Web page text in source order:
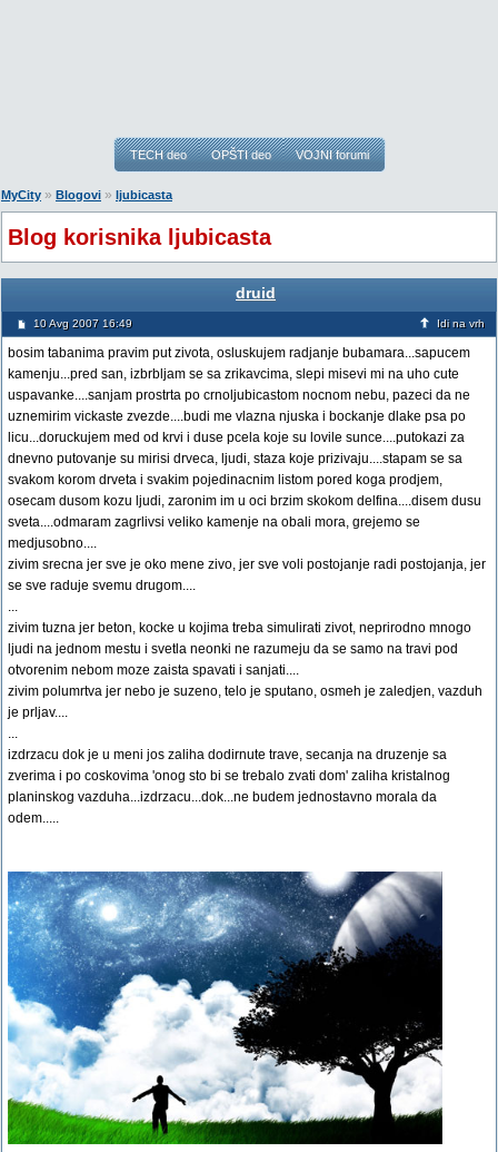
TECH deo OPŠTI deo VOJNI forumi
MyCity » Blogovi » ljubicasta
Blog korisnika ljubicasta
druid
10 Avg 2007 16:49 Idi na vrh
bosim tabanima pravim put zivota, osluskujem radjanje bubamara...sapucem
kamenju...pred san, izbrbljam se sa zrikavcima, slepi misevi mi na uho cute
uspavanke....sanjam prostrta po crnoljubicastom nocnom nebu, pazeci da ne
uznemirim vickaste zvezde....budi me vlazna njuska i bockanje dlake psa po
licu...doruckujem med od krvi i duse pcela koje su lovile sunce....putokazi za
dnevno putovanje su mirisi drveca, ljudi, staza koje prizivaju....stapam se sa
svakom korom drveta i svakim pojedinacnim listom pored koga prodjem,
osecam dusom kozu ljudi, zaronim im u oci brzim skokom delfina....disem dusu
sveta....odmaram zagrlivsi veliko kamenje na obali mora, grejemo se
medjusobno....
zivim srecna jer sve je oko mene zivo, jer sve voli postojanje radi postojanja, jer
se sve raduje svemu drugom....
...
zivim tuzna jer beton, kocke u kojima treba simulirati zivot, neprirodno mnogo
ljudi na jednom mestu i svetla neonki ne razumeju da se samo na travi pod
otvorenim nebom moze zaista spavati i sanjati....
zivim polumrtva jer nebo je suzeno, telo je sputano, osmeh je zaledjen, vazduh
je prljav....
...
izdrzacu dok je u meni jos zaliha dodirnute trave, secanja na druzenje sa
zverima i po coskovima 'onog sto bi se trebalo zvati dom' zaliha kristalnog
planinskog vazduha...izdrzacu...dok...ne budem jednostavno morala da
odem.....